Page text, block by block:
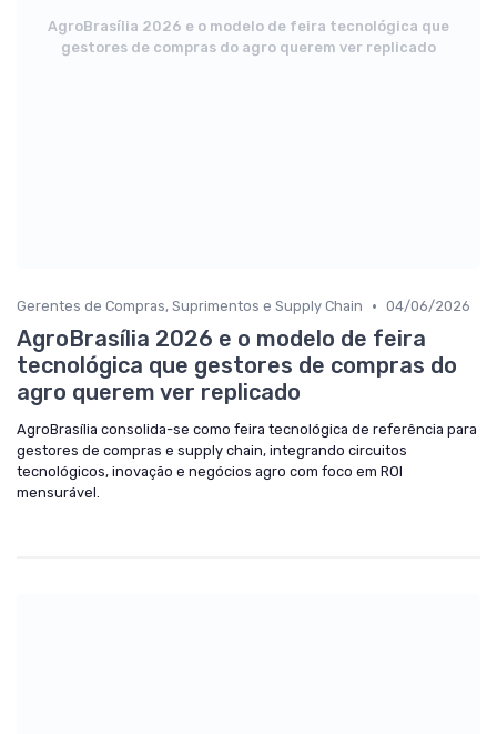
AgroBrasília 2026 e o modelo de feira tecnológica que
gestores de compras do agro querem ver replicado
Gerentes de Compras, Suprimentos e Supply Chain • 04/06/2026
AgroBrasília 2026 e o modelo de feira
tecnológica que gestores de compras do
agro querem ver replicado
AgroBrasília consolida-se como feira tecnológica de referência para
gestores de compras e supply chain, integrando circuitos
tecnológicos, inovação e negócios agro com foco em ROI
mensurável.